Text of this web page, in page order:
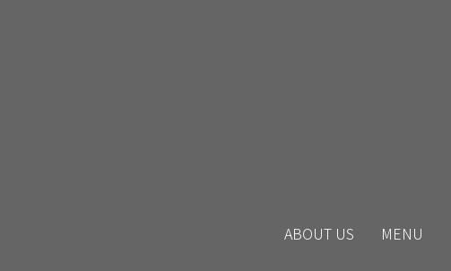
ABOUT US MENU